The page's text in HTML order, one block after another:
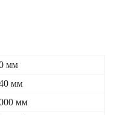
мм
мм
мм